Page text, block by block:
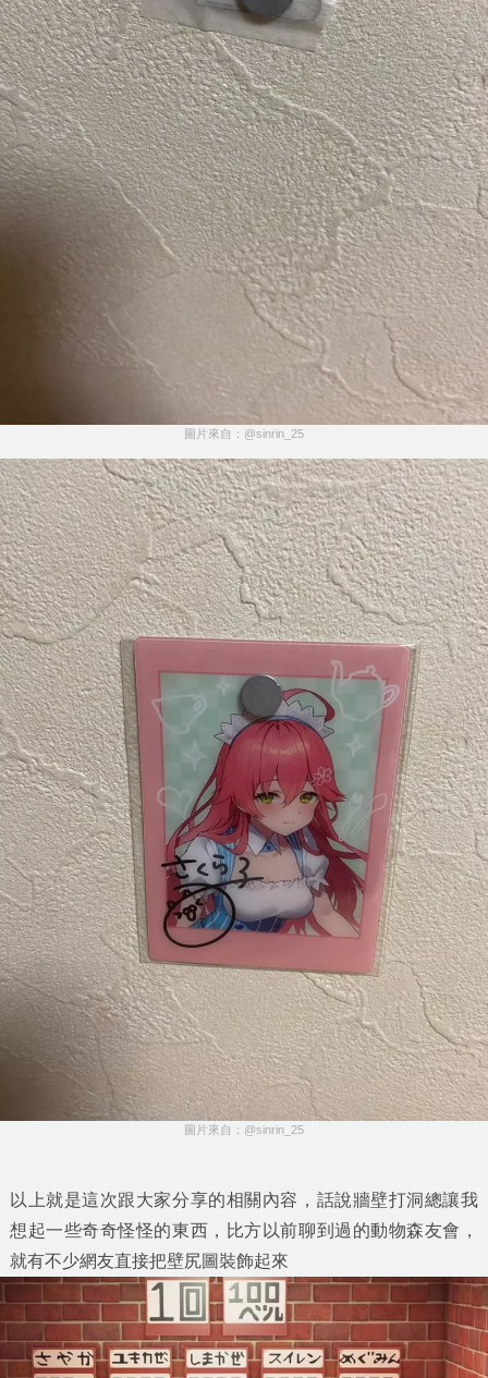
圖片來自：@sinrin_25
圖片來自：@sinrin_25
以上就是這次跟大家分享的相關內容，話說牆壁打洞總讓我
想起一些奇奇怪怪的東西，比方以前聊到過的動物森友會，
就有不少網友直接把壁尻圖裝飾起來